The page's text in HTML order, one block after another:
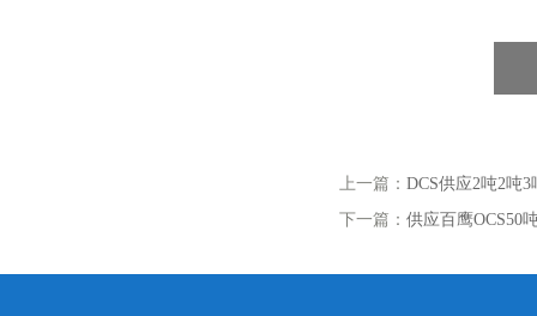
上一篇： DCS供应2吨2吨
下一篇： 供应百鹰OCS50